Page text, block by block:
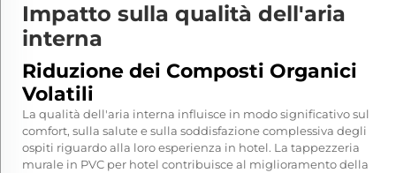
Impatto sulla qualità dell'aria
interna
Riduzione dei Composti Organici
Volatili
La qualità dell'aria interna influisce in modo significativo sul
comfort, sulla salute e sulla soddisfazione complessiva degli
ospiti riguardo alla loro esperienza in hotel. La tappezzeria
murale in PVC per hotel contribuisce al miglioramento della